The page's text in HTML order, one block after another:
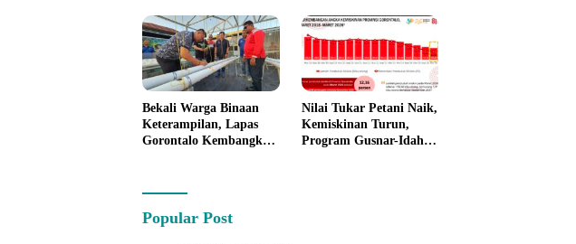
Bekali Warga Binaan
Keterampilan, Lapas
Gorontalo Kembangkan
Nilai Tukar Petani Naik,
Kemiskinan Turun,
Program Gusnar-Idah
Popular Post